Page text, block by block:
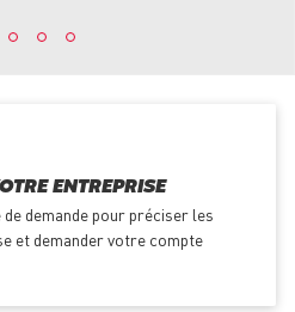
ENTREPRISE
demande pour préciser les
et demander votre compte